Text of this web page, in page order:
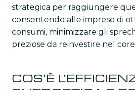
strategica per raggiungere
consentendo alle imprese di
consumi, minimizzare gli
preziose da reinvestire nel core
COS’È